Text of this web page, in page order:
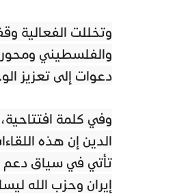
وتخللت الفعالية
والفلسطيني
دعوات إلى تعزيز
وفي كلمة
الدين إن هذه
تأتي في سياق دعم
إيران وحزب الله